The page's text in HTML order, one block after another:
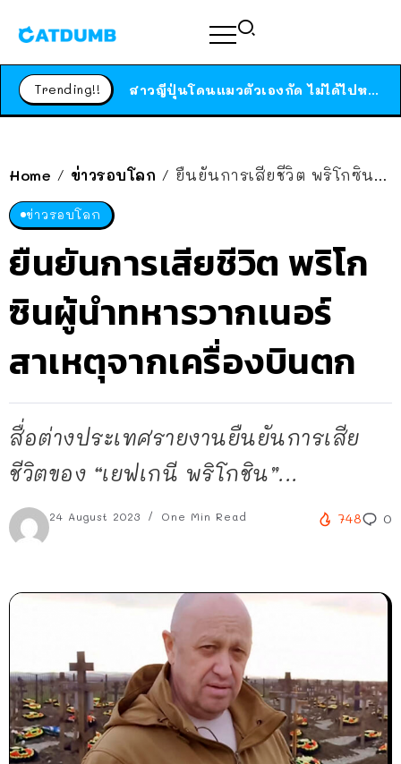
Trending!! ได้เวลาเด็กหนวดรวมตัว RF Online Next เปิดให้เล่นแล้ว เกม Sci-Fi MMORPG ระดับตำนาน เล่นได้ทั้งมือถือและ PC
Home / ข่าวรอบโลก / ยืนยันการเสียชีวิต พริโกซินผู้นำทหารวากเนอร์ สาเหตุจากเครื่องบินตก
ข่าวรอบโลก
ยืนยันการเสียชีวิต พริโก
ซินผู้นำทหารวากเนอร์
สาเหตุจากเครื่องบินตก
สื่อต่างประเทศรายงานยืนยันการเสีย
ชีวิตของ “เยฟเกนี พริโกชิน”...
24 August 2023 One Min Read 748 0